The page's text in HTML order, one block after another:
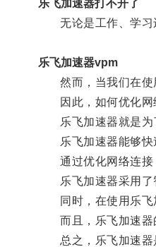
乐飞加速器打不开了
无论是工作、学习
乐飞加速器vpm
然而，当我们在使
因此，如何优化网
乐飞加速器就是为
乐飞加速器能够快
通过优化网络连接，
乐飞加速器采用了智
同时，在使用乐飞加
而且，乐飞加速器
总之，乐飞加速器是